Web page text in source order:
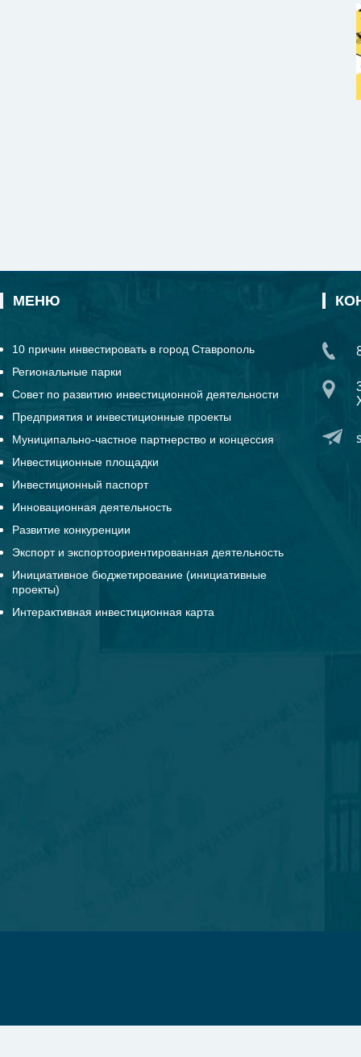
МЕНЮ
10 причин инвестировать в город Ставрополь
Региональные парки
Совет по развитию инвестиционной деятельности
Предприятия и инвестиционные проекты
Муниципально-частное партнерство и концессия
Инвестиционные площадки
Инвестиционный паспорт
Инновационная деятельность
Развитие конкуренции
Экспорт и экспортоориентированная деятельность
Инициативное бюджетирование (инициативные
проекты)
Интерактивная инвестиционная карта